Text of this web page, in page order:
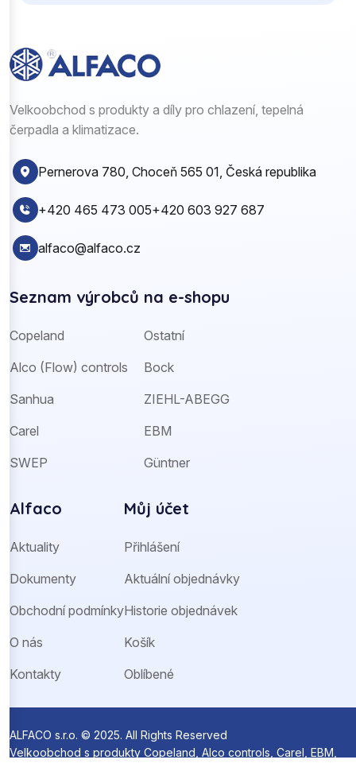
Velkoobchod s produkty a díly pro chlazení, tepelná
čerpadla a klimatizace.
Pernerova 780, Choceň 565 01, Česká republika
+420 465 473 005+420 603 927 687
alfaco@alfaco.cz
Seznam výrobců na e-shopu
Copeland
Alco (Flow) controls
Sanhua
Carel
SWEP
Ostatní
Bock
ZIEHL-ABEGG
EBM
Güntner
Alfaco
Aktuality
Dokumenty
Obchodní podmínky
O nás
Kontakty
Můj účet
Přihlášení
Aktuální objednávky
Historie objednávek
Košík
Oblíbené
ALFACO s.r.o. © 2025. All Rights Reserved
Velkoobchod s produkty Copeland, Alco controls, Carel, EBM,